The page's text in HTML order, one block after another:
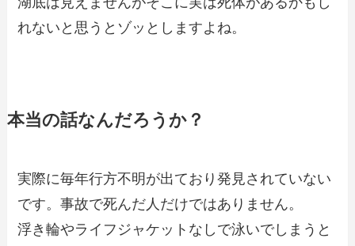
れないと思うとゾッとしますよね。
本当の話なんだろうか？
実際に毎年行方不明が出ており発見されていない
です。事故で死んだ人だけではありません。
浮き輪やライフジャケットなしで泳いでしまうと